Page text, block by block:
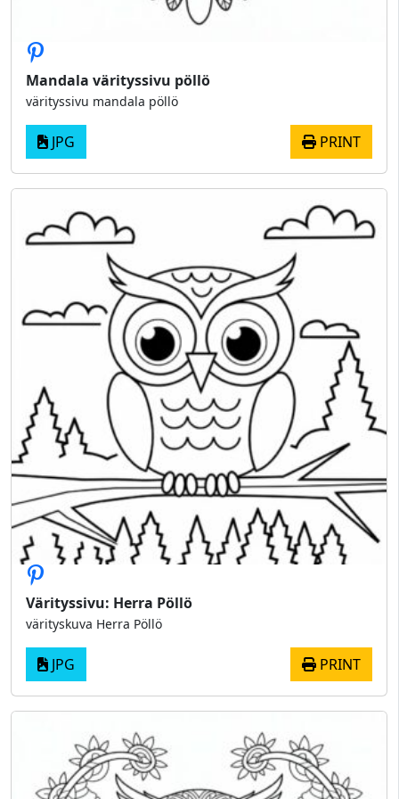
Mandala värityssivu pöllö
värityssivu mandala pöllö
JPG PRINT
Värityssivu: Herra Pöllö
värityskuva Herra Pöllö
JPG PRINT